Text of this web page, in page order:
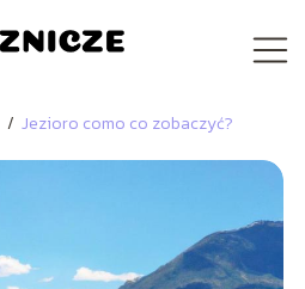
/ Jezioro como co zobaczyć?